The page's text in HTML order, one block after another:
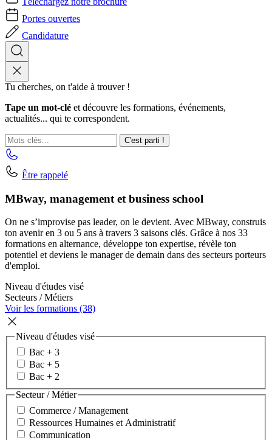
Portes ouvertes
Candidature
Tu cherches, on t'aide à trouver !
Tape un mot-clé et découvre les formations, événements,
actualités... qui te correspondent.
C'est parti !
Être rappelé
MBway, management et business school
On ne s’improvise pas leader, on le devient. Avec MBway, construis
ton avenir en 3 ou 5 ans à travers 3 saisons clés. Grâce à nos 33
formations en alternance, développe ton expertise, révèle ton
potentiel et deviens le manager de demain dans des secteurs porteurs
d'emploi.
Niveau d'études visé
Secteurs / Métiers
Voir les formations (38)
Niveau d'études visé
Bac + 3
Bac + 5
Bac + 2
Secteur / Métier
Commerce / Management
Ressources Humaines et Administratif
Communication